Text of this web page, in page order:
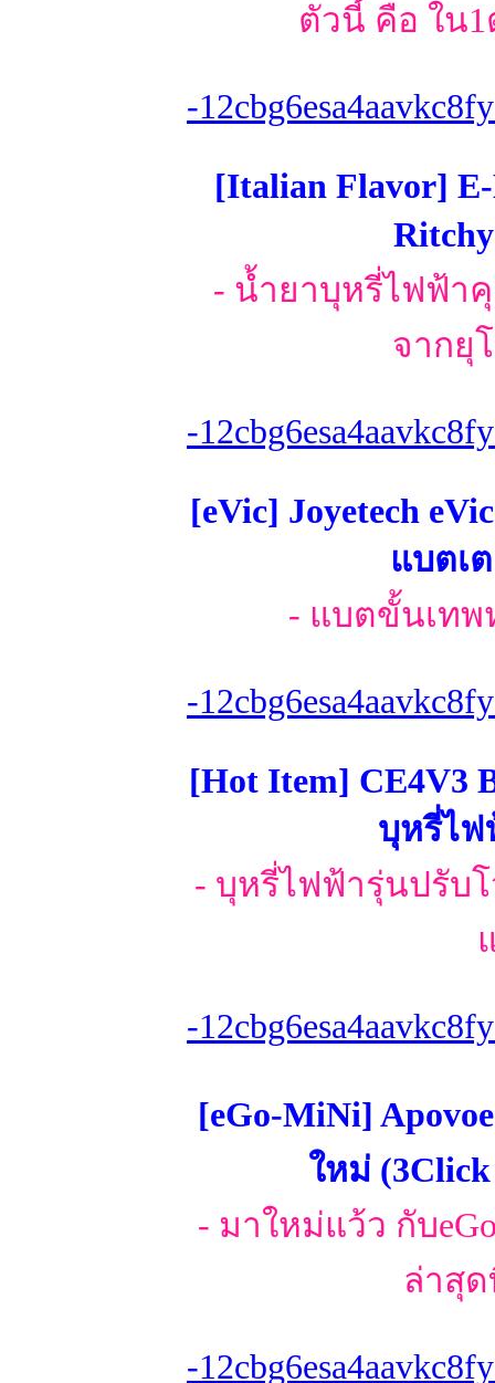
ตัวนี้ คือ ใน
-
[Italian Flavor]
- น้ำยาบุหรี่ไฟฟ้า
จากยุ
-
[eVic] Joyetech
แบตเ
- แบตขั้นเทพ
-
[Hot Item] CE4V3
บุหรี่ไฟ
- บุหรี่ไฟฟ้ารุ่นปรับ
-
[eGo-MiNi]
ใหม่
- มาใหม่แว้ว กับ
ล่าสุ
-